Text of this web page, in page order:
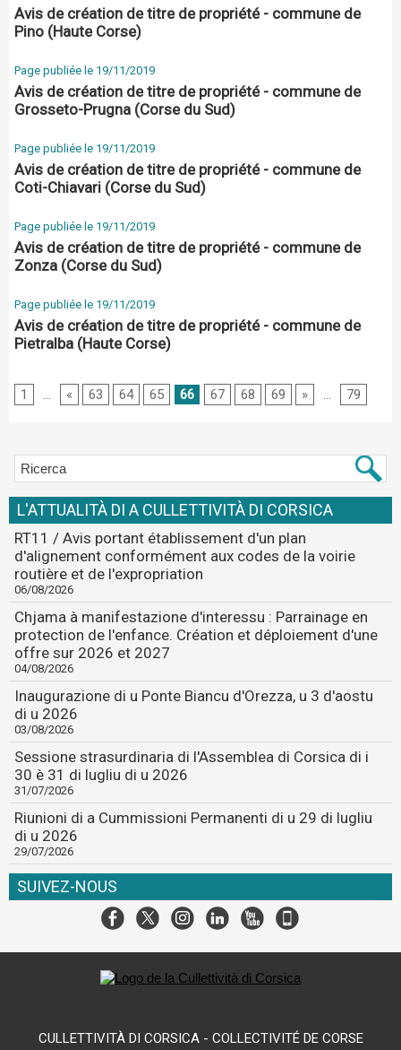
Avis de création de titre de propriété - commune de
Pino (Haute Corse)
Page publiée le 19/11/2019
Avis de création de titre de propriété - commune de
Grosseto-Prugna (Corse du Sud)
Page publiée le 19/11/2019
Avis de création de titre de propriété - commune de
Coti-Chiavari (Corse du Sud)
Page publiée le 19/11/2019
Avis de création de titre de propriété - commune de
Zonza (Corse du Sud)
Page publiée le 19/11/2019
Avis de création de titre de propriété - commune de
Pietralba (Haute Corse)
1 ... « 63 64 65 66 67 68 69 » ... 79
L'ATTUALITÀ DI A CULLETTIVITÀ DI CORSICA
RT11 / Avis portant établissement d'un plan
d'alignement conformément aux codes de la voirie
routière et de l'expropriation
06/08/2026
Chjama à manifestazione d'interessu : Parrainage en
protection de l'enfance. Création et déploiement d'une
offre sur 2026 et 2027
04/08/2026
Inaugurazione di u Ponte Biancu d'Orezza, u 3 d'aostu
di u 2026
03/08/2026
Sessione strasurdinaria di l'Assemblea di Corsica di i
30 è 31 di lugliu di u 2026
31/07/2026
Riunioni di a Cummissioni Permanenti di u 29 di lugliu
di u 2026
29/07/2026
SUIVEZ-NOUS
CULLETTIVITÀ DI CORSICA - COLLECTIVITÉ DE CORSE